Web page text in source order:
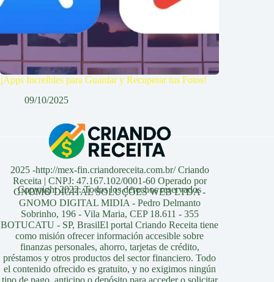
¡Apps Increíbles para Guardar y Recuperar tus Fotos!
09/10/2025
Copyright 2022. Todos los derechos reservados
2025 -http://mex-fin.criandoreceita.com.br/ Criando
Receita | CNPJ: 47.167.102/0001-60 Operado por
GNOMO DIGITAL SOLUÇÕES WEB LTDA -
GNOMO DIGITAL MIDIA - Pedro Delmanto
Sobrinho, 196 - Vila Maria, CEP 18.611 - 355
BOTUCATU - SP, BrasilEl portal Criando Receita tiene
como misión ofrecer información accesible sobre
finanzas personales, ahorro, tarjetas de crédito,
préstamos y otros productos del sector financiero. Todo
el contenido ofrecido es gratuito, y no exigimos ningún
tipo de pago, anticipo o depósito para acceder o solicitar